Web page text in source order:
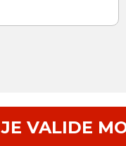
JE VALIDE